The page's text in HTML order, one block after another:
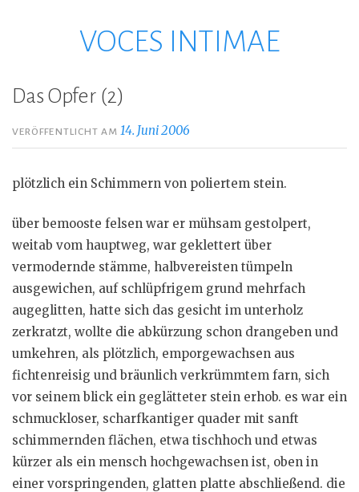
VOCES INTIMAE
Das Opfer (2)
VERÖFFENTLICHT AM14. Juni 2006
plötzlich ein Schimmern von poliertem stein.
über bemooste felsen war er mühsam gestolpert,
weitab vom hauptweg, war geklettert über
vermodernde stämme, halbvereisten tümpeln
ausgewichen, auf schlüpfrigem grund mehrfach
augeglitten, hatte sich das gesicht im unterholz
zerkratzt, wollte die abkürzung schon drangeben und
umkehren, als plötzlich, emporgewachsen aus
fichtenreisig und bräunlich verkrümmtem farn, sich
vor seinem blick ein geglätteter stein erhob. es war ein
schmuckloser, scharfkantiger quader mit sanft
schimmernden flächen, etwa tischhoch und etwas
kürzer als ein mensch hochgewachsen ist, oben in
einer vorspringenden, glatten platte abschließend. die